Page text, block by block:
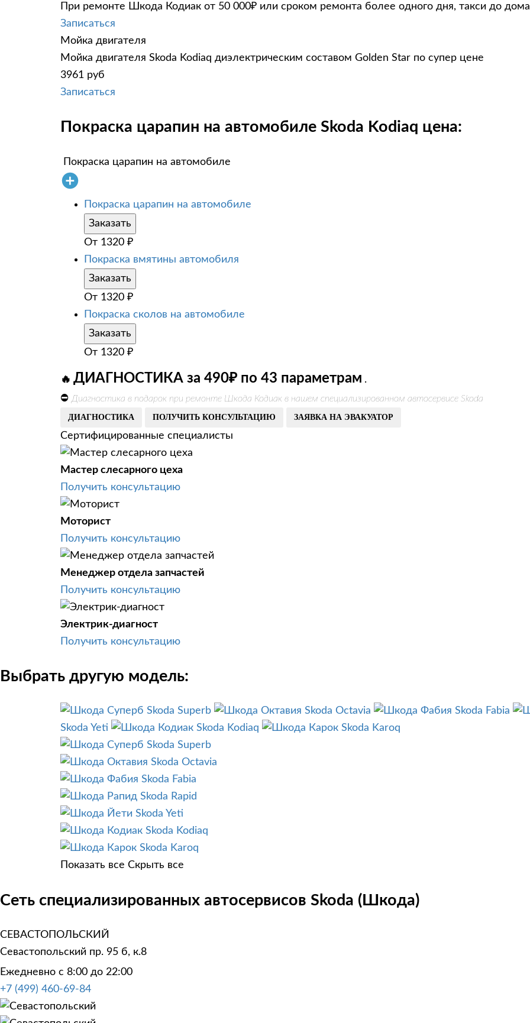
При ремонте Шкода Кодиак от 50 000₽ или сроком ремонта более одного дня, такси до
Записаться
Мойка двигателя
Мойка двигателя Skoda Kodiaq диэлектрическим составом Golden Star по супер цене
3961 руб
Записаться
Покраска царапин на автомобиле Skoda Kodiaq цена:
Покраска царапин на автомобиле
Покраска царапин на автомобиле
Заказать
От 1320 ₽
Покраска вмятины автомобиля
Заказать
От 1320 ₽
Покраска сколов на автомобиле
Заказать
От 1320 ₽
🔥 ДИАГНОСТИКА за 490₽ по 43 параметрам .
⛔ Диагностика в подарок при ремонте Шкода Кодиак в нашем специализированном автосервисе Skoda
ДИАГНОСТИКА ПОЛУЧИТЬ КОНСУЛЬТАЦИЮ ЗАЯВКА НА ЭВАКУАТОР
Сертифицированные специалисты
Мастер слесарного цеха
Получить консультацию
Моторист
Получить консультацию
Менеджер отдела запчастей
Получить консультацию
Электрик-диагност
Получить консультацию
Выбрать другую модель:
Skoda Superb Skoda Octavia
Skoda Fabia
Skoda Yeti
Skoda Kodiaq
Skoda Karoq
Skoda Superb
Skoda Octavia
Skoda Fabia
Skoda Rapid
Skoda Yeti
Skoda Kodiaq
Skoda Karoq
Показать все Скрыть все
Сеть специализированных автосервисов Skoda (Шкода)
СЕВАСТОПОЛЬСКИЙ
Севастопольский пр. 95 б, к.8
Ежедневно с 8:00 до 22:00
+7 (499) 460-69-84